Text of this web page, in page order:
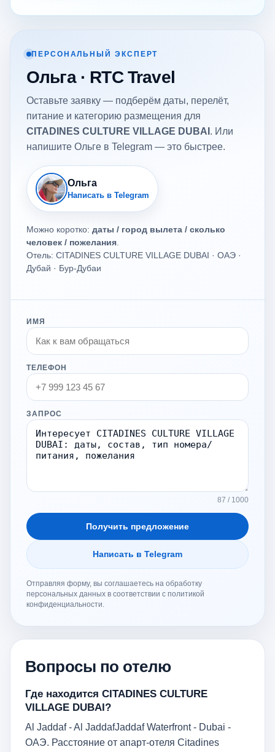
ПЕРСОНАЛЬНЫЙ ЭКСПЕРТ
Ольга · RTC Travel
Оставьте заявку — подберём даты, перелёт,
питание и категорию размещения для
CITADINES CULTURE VILLAGE DUBAI . Или
напишите Ольге в Telegram — это быстрее.
Ольга
Написать в Telegram
Можно коротко: даты / город вылета / сколько
человек / пожелания
Отель: CITADINES CULTURE VILLAGE DUBAI · ОАЭ ·
Дубай · Бур-Дубаи
ИМЯ
ТЕЛЕФОН
ЗАПРОС
87 / 1000
Получить предложение
Написать в Telegram
Отправляя форму, вы соглашаетесь на обработку
персональных данных в соответствии с политикой
конфиденциальности.
Вопросы по отелю
Где находится CITADINES CULTURE
VILLAGE DUBAI?
Al Jaddaf - Al JaddafJaddaf Waterfront - Dubai -
ОАЭ. Расстояние от апарт-отеля Citadines